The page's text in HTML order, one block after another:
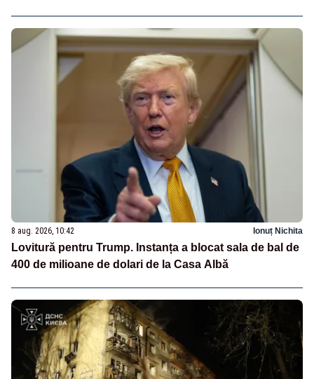
8 aug. 2026, 10:42 Ionuț Nichita
Lovitură pentru Trump. Instanța a blocat sala de bal de
400 de milioane de dolari de la Casa Albă